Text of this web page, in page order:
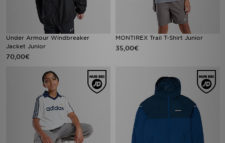
Under Armour Windbreaker
Jacket Junior
70,00€
MONTIREX Trail T-Shirt Junior
35,00€